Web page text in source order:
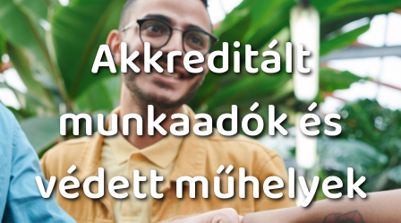
Akkreditált
munkaadók és
védett műhelyek